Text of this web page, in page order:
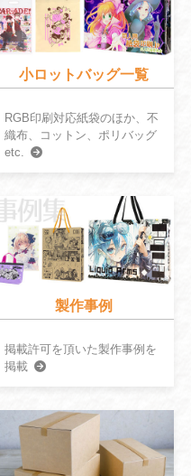
小ロットバッグ一覧
RGB印刷対応紙袋のほか、不
織布、コットン、ポリバッグ
etc.
製作事例
掲載許可を頂いた製作事例を
掲載